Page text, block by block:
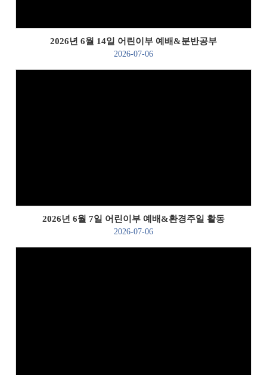
2026년 6월 14일 어린이부 예배&분반공부
2026-07-06
2026년 6월 7일 어린이부 예배&환경주일 활동
2026-07-06